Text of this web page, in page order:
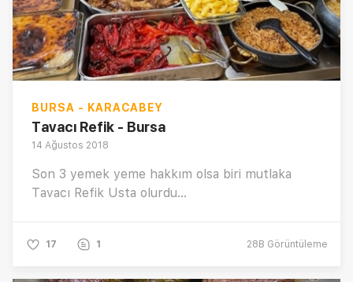
BURSA - KARACABEY
Tavacı Refik - Bursa
14 Ağustos 2018
Son 3 yemek yeme hakkım olsa biri mutlaka
Tavacı Refik Usta olurdu...
17 1 28B Görüntüleme